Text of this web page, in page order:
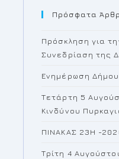
Πρόσφατα
Πρόσκληση για
Συνεδρίαση της
Ενημέρωση
Τετάρτη 5
Κινδύνου
ΠΙΝΑΚΑΣ 23H -
Τρίτη 4